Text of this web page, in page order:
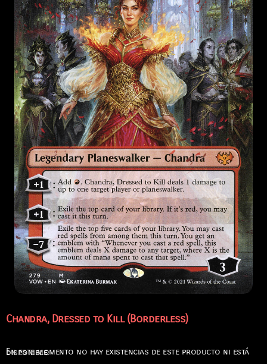
Chandra, Dressed to Kill (Borderless)
En este momento no hay existencias de este producto ni está disponible.